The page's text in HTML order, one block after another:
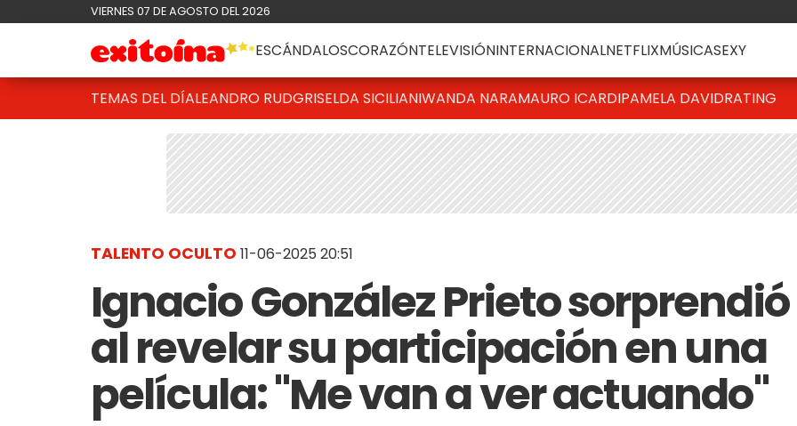
VIERNES 07 DE AGOSTO DEL 2026
ESCÁNDALOSCORAZÓNTELEVISIÓNINTERNACIONALNETFLIXMÚSICASEXY
TEMAS DEL DÍALEANDRO RUDGRISELDA SICILIANIWANDA NARAMAURO ICARDIPAMELA DAVIDRATING
TALENTO OCULTO 11-06-2025 20:51
Ignacio González Prieto sorprendió
al revelar su participación en una
película: "Me van a ver actuando"